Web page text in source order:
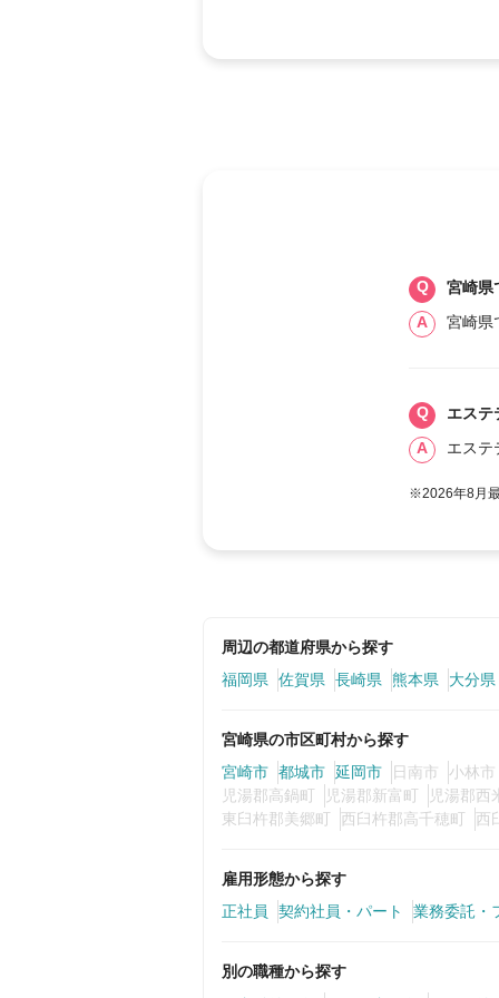
宮崎県
宮崎県
エステ
エステ
※2026年8月
周辺の都道府県から探す
福岡県
佐賀県 長崎県 熊本県 大分県
宮崎県の市区町村から探す
宮崎市 都城市 延岡市 日南市
小林市
児湯郡高鍋町
児湯郡新富町
児湯郡西
東臼杵郡美郷町
西臼杵郡高千穂町 西
雇用形態から探す
正社員
契約社員・パート 業務委託・
別の職種から探す